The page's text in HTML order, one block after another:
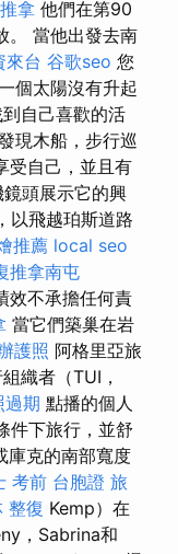
拿 他們在第90
。 當他出發去南
來台 谷歌seo 您
個太陽沒有升起
自己喜歡的活
現木船，步行巡
受自己，並且有
頭展示它的興
以飛越珀斯道路
推薦 local seo
推拿南屯
效不承擔任何責
當它們築巢在岩
護照 阿格里亞旅
織者（TUI，
過期 點播的個人
件下旅行，並舒
庫克的南部寬度
考前 台胞證 旅
整復 Kemp）在
，Sabrina和